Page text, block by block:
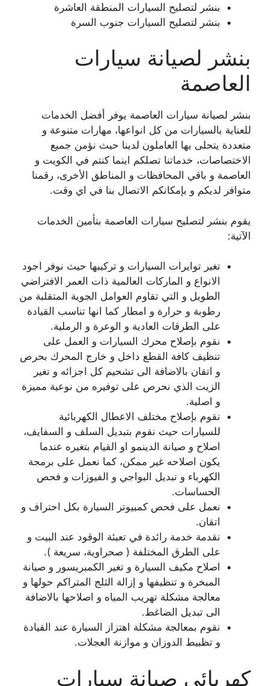
بنشر لتصليح السيارات المنطقة العاشرة
بنشر لتصليح السيارات جنوب السرة
بنشر لصيانة سيارات
العاصمة
بنشر لصيانة سيارات العاصمة يوفر أفضل الخدمات
للعناية بالسيارات من كل انواعها، مهارات متنوعة و
متعددة يتحلى بها العاملون لدينا حيث نؤمن جميع
الاختصاصات، خدماتنا تصلكم اينما كنتم في الكويت و
العاصمة و باقي المحافظات و المناطق الأخرى، رقمنا
متوافر لديكم و بإمكانكم الاتصال بنا في اي وقت.
يقوم بنشر لتصليح سيارات العاصمة بتأمين الخدمات
الآتية:
تغير توايرات السيارات و تركيبها حيث نوفر اجود
الانواع و الماركات العالمية ذات العمر الافتراضي
الطويل و التي تقاوم العوامل الجوية المتقلبة من
رطوبة و حرارة و امطار كما انها تناسب القيادة
على الطرقات العادية و الوعرة و الرملية.
نقوم بإصلاح محرك السيارات و العمل على
تنظيف كافة القطع داخل و خارج المحرك بحرص
و اتقان بالاضافة الى تشحيم كل اجزائه و تغير
الزيت الذي نحرص على توفيره من نوعية مميزة
و اصلية.
نقوم بإصلاح مختلف الاعطال الكهربائية
للسيارات حيث نقوم بتبديل السلف و السفايف،
اصلاح و صيانة الدينمو او القيام بتغيره عندما
يكون اصلاحه غير ممكن، كما نعمل على برمجة
الكهرباء و تبديل البواجي و الفيوزات و فحص
الحساسات.
نعمل على فحص كمبيوتر السيارة بكل احتراف و
اتقان.
نقدمة خدمة رائدة في تعبئة الوقود عند البيت و
على الطرق المختلفة ( صحراوية، سريعة ).
اصلاح مكيف السيارة و تغير الكمبريسور و صيانة
المبخرة و تنظيفها و إزالة الثلج المتراكم حولها و
معالجة مشكلة تهريب المياه و اصلاحها بالاضافة
الى تبديل الضاغط.
نقوم بمعالجة مشكلة اهتزاز السيارة عند القيادة
و تظبيط الدوزان و موازنة العجلات.
كهربائي صيانة سيارات